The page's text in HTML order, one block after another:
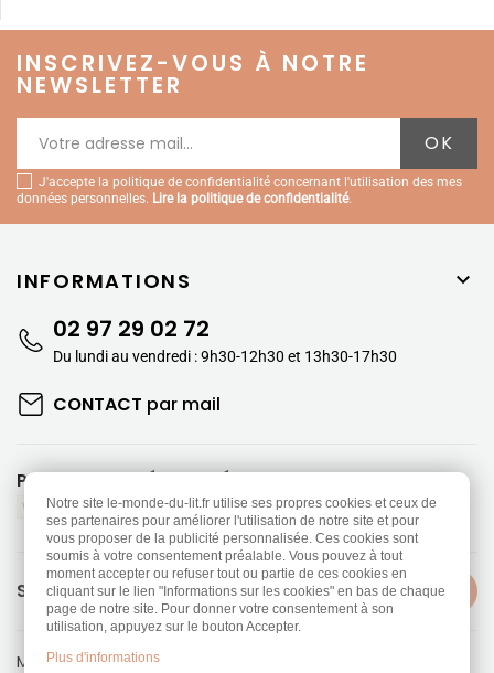
INSCRIVEZ-VOUS À NOTRE
NEWSLETTER
J'accepte la politique de confidentialité concernant l'utilisation des mes
données personnelles. Lire la politique de confidentialité.
INFORMATIONS 
02 97 29 02 72
Du lundi au vendredi : 9h30-12h30 et 13h30-17h30
CONTACT par mail
PAIEMENTS SÉCURISÉS
SUIVEZ-NOUS
Mentions légales-
Notre site le-monde-du-lit.fr utilise ses propres cookies et ceux de
ses partenaires pour améliorer l'utilisation de notre site et pour
vous proposer de la publicité personnalisée. Ces cookies sont
soumis à votre consentement préalable. Vous pouvez à tout
moment accepter ou refuser tout ou partie de ces cookies en
cliquant sur le lien "Informations sur les cookies" en bas de chaque
page de notre site. Pour donner votre consentement à son
utilisation, appuyez sur le bouton Accepter.
Plus d'informations